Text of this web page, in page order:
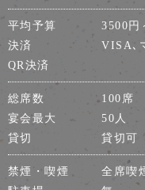
平均予算
3500円
決済
VISA､
QR決済
総席数
100席
宴会最大
50人
貸切
貸切可
禁煙・喫煙
全席喫